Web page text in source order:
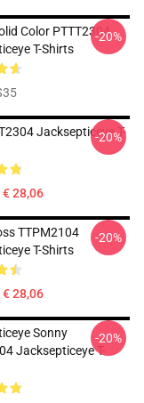
Color PTTT2304
T-Shirts
-20%
Jacksepticeye T-
€ 28,06
-20%
TTPM2104
T-Shirts
€ 28,06
-20%
Sonny
Jacksepticeye T-
-20%